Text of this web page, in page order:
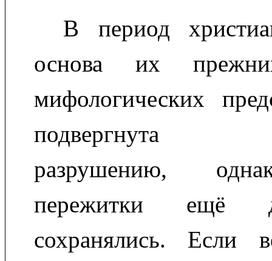
В период
основа их
мифологических
подвергнута
разрушению,
пережитки ещё
сохранялись. Если